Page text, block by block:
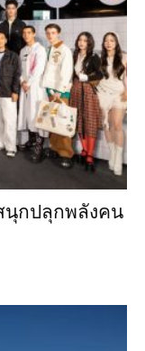
นุกปลุกพลังคน